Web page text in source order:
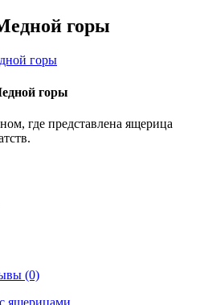
горы
горы
где представлена ящерица
(0)
ящерицами